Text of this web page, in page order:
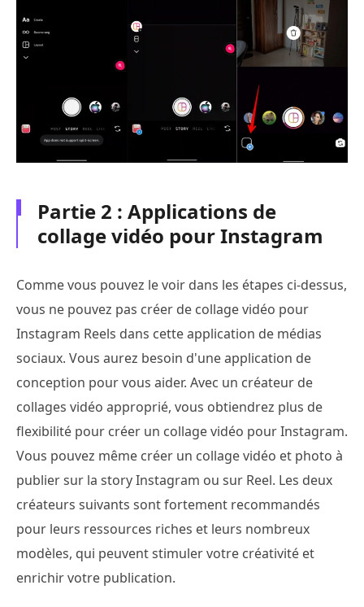
Partie 2 : Applications de
collage vidéo pour Instagram
Comme vous pouvez le voir dans les étapes ci-dessus,
vous ne pouvez pas créer de collage vidéo pour
Instagram Reels dans cette application de médias
sociaux. Vous aurez besoin d'une application de
conception pour vous aider. Avec un créateur de
collages vidéo approprié, vous obtiendrez plus de
flexibilité pour créer un collage vidéo pour Instagram.
Vous pouvez même créer un collage vidéo et photo à
publier sur la story Instagram ou sur Reel. Les deux
créateurs suivants sont fortement recommandés
pour leurs ressources riches et leurs nombreux
modèles, qui peuvent stimuler votre créativité et
enrichir votre publication.